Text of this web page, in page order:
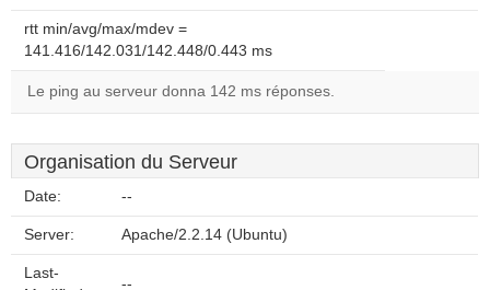
rtt min/avg/max/mdev =
141.416/142.031/142.448/0.443 ms
Le ping au serveur donna 142 ms réponses.
Organisation du Serveur
Date: --
Server: Apache/2.2.14 (Ubuntu)
Last-
--